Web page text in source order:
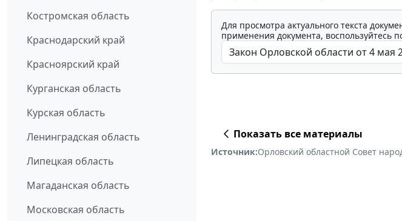
Костромская область
Краснодарский край
Красноярский край
Курганская область
Курская область
Ленинградская область
Липецкая область
Магаданская область
Московская область
Для просмотра актуального текста
применения документа, воспользуйтесь
Показать все материалы
Источник:Орловский областной Совет